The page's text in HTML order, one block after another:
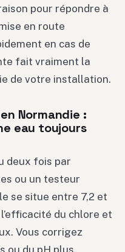
pour répondre à
en route
en cas de
fait vraiment la
de votre installation.
Normandie :
eau toujours
deux fois par
ou un testeur
se situe entre 7,2 et
du chlore et
Vous corrigez
ou du pH plus,